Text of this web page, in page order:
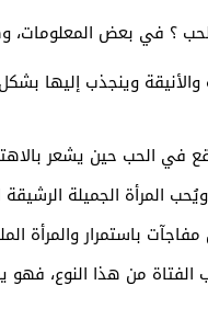
؟ في بعض
والأنيقة وينجذب إليها
في الحب حين يشعر
المرأة الجميلة الرشيقة
باستمرار والمرأة
من هذا النوع، فهو